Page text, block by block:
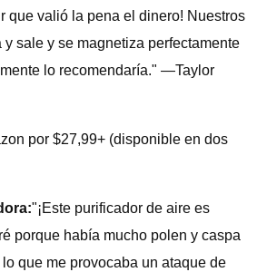
que valió la pena el dinero! Nuestros
y sale y se magnetiza perfectamente
lo recomendaría." —Taylor
por $27,99+ (disponible en dos
"¡Este purificador de aire es
porque había mucho polen y caspa
que me provocaba un ataque de